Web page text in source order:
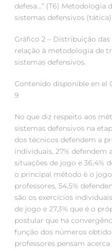
defesa…” (T6) Metodologia
sistemas defensivos (tática)
Gráfico 2 – Distribuição
relação à metodologia de
sistemas defensivos.
Contenido disponible en el
9
No que diz respeito aos
sistemas defensivos na
dos técnicos defendem a
individuais, 27% defendem
situações de jogo e 36,4%
o principal método é o jogo
professores, 54,5%
são os exercícios
de jogo e 27,3% que é o
postular que há
função dos números
professores pensam